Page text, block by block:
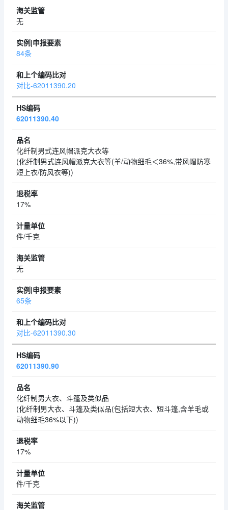
无
84条
对比-62011390.20
62011390.40
化纤制男式连风帽派克大衣等
(化纤制男式连风帽派克大衣等(羊/动物细毛＜36%,带风帽防寒
短上衣/防风衣等))
17%
件/千克
无
65条
对比-62011390.30
62011390.90
化纤制男大衣、斗篷及类似品
(化纤制男大衣、斗篷及类似品(包括短大衣、短斗篷,含羊毛或
动物细毛36%以下))
17%
件/千克